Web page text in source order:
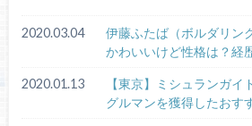
2020.03.04
伊藤ふたば（ボルダリン
かわいいけど性格は？経
2020.01.13
【東京】ミシュランガ
グルマンを獲得したおす